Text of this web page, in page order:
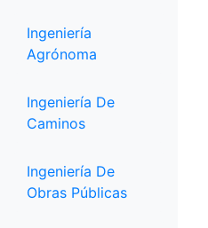
Ingeniería
Agrónoma
Ingeniería De
Caminos
Ingeniería De
Obras Públicas